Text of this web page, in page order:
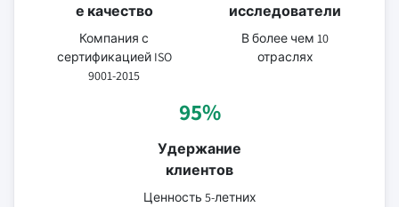
е качество
Компания с
сертификацией ISO
9001-2015
исследователи
В более чем 10
отраслях
95%
Удержание
клиентов
Ценность 5-летних